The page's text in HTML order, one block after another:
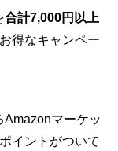
合計7,000円以上
得なキャンペー
Amazonマーケッ
イントがついて